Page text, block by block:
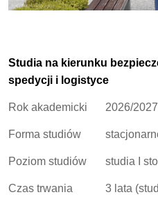
Studia na kierunku
spedycji i logistyce
Rok akademicki 2026/2027
Forma studiów
Poziom studiów studia I
Czas trwania 3 lata